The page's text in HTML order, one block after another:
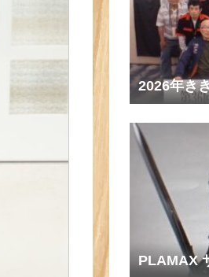
2026年き
PLAMAX